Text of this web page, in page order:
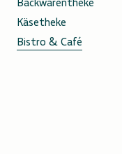
Käsetheke
Bistro & Café